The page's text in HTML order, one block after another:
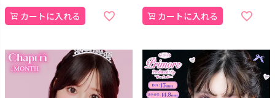
カートに入れる カートに入れる